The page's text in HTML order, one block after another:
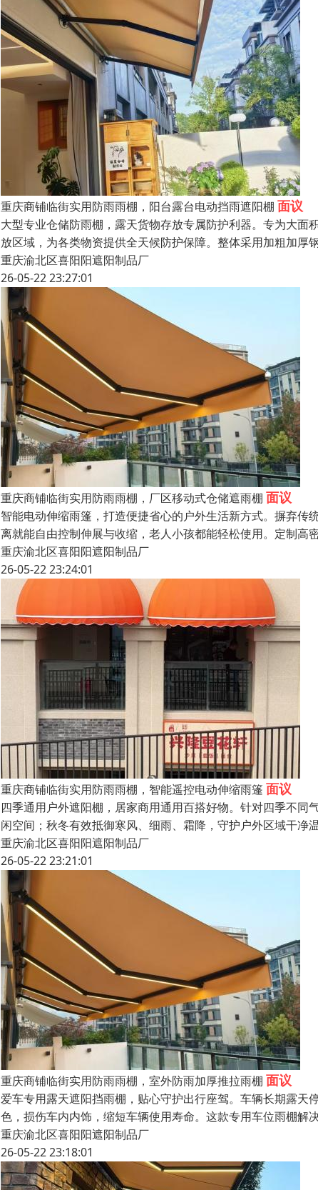
重庆商铺临街实用防雨雨棚，阳台露台电动挡雨遮阳棚 面议
大型专业仓储防雨棚，露天货物存放专属防护利器。专为大
放区域，为各类物资提供全天候防护保障。整体采用加粗加
重庆渝北区喜阳阳遮阳制品厂
26-05-22 23:27:01
重庆商铺临街实用防雨雨棚，厂区移动式仓储遮雨棚 面议
智能电动伸缩雨篷，打造便捷省心的户外生活新方式。摒弃
离就能自由控制伸展与收缩，老人小孩都能轻松使用。定制
重庆渝北区喜阳阳遮阳制品厂
26-05-22 23:24:01
重庆商铺临街实用防雨雨棚，智能遥控电动伸缩雨篷 面议
四季通用户外遮阳棚，居家商用通用百搭好物。针对四季不
闲空间；秋冬有效抵御寒风、细雨、霜降，守护户外区域干
重庆渝北区喜阳阳遮阳制品厂
26-05-22 23:21:01
重庆商铺临街实用防雨雨棚，室外防雨加厚推拉雨棚 面议
爱车专用露天遮阳挡雨棚，贴心守护出行座驾。车辆长期露
色，损伤车内内饰，缩短车辆使用寿命。这款专用车位雨棚
重庆渝北区喜阳阳遮阳制品厂
26-05-22 23:18:01